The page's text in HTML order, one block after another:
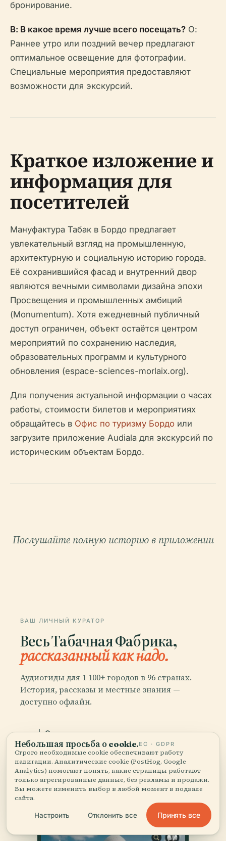
бронирование.
В: В какое время лучше всего посещать? О:
Раннее утро или поздний вечер предлагают
оптимальное освещение для фотографии.
Специальные мероприятия предоставляют
возможности для экскурсий.
Краткое изложение и
информация для
посетителей
Мануфактура Табак в Бордо предлагает
увлекательный взгляд на промышленную,
архитектурную и социальную историю города.
Её сохранившийся фасад и внутренний двор
являются вечными символами дизайна эпохи
Просвещения и промышленных амбиций
(Monumentum). Хотя ежедневный публичный
доступ ограничен, объект остаётся центром
мероприятий по сохранению наследия,
образовательных программ и культурного
обновления (espace-sciences-morlaix.org).
Для получения актуальной информации о часах
работы, стоимости билетов и мероприятиях
обращайтесь в Офис по туризму Бордо или
загрузите приложение Audiala для экскурсий по
историческим объектам Бордо.
Послушайте полную историю в приложении
ВАШ ЛИЧНЫЙ КУРАТОР
Весь Табачная Фабрика,
рассказанный как надо.
Аудиогиды для 1 100+ городов в 96 странах.
История, рассказы и местные знания —
доступно офлайн.
Скачать приложение
Присоединяйтесь к 50 000+
путешественников
Небольшая просьба о cookie.ЕС · GDPR
Строго необходимые cookie обеспечивают работу
навигации. Аналитические cookie (PostHog, Google
Analytics) помогают понять, какие страницы работают —
только агрегированные данные, без рекламы и продажи.
Вы можете изменить выбор в любой момент в подвале
сайта.
Настроить Отклонить все Принять все